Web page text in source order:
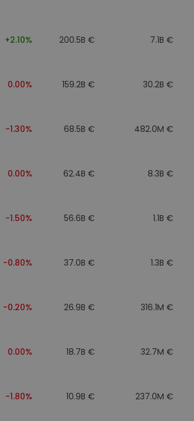
+2.10% 200.5B € 7.1B €
0.00% 159.2B € 30.2B €
-1.30% 68.5B € 482.0M €
0.00% 62.4B € 8.3B €
-1.50% 56.6B € 1.1B €
-0.80% 37.0B € 1.3B €
-0.20% 26.9B € 316.1M €
0.00% 18.7B € 32.7M €
-1.80% 10.9B € 237.0M €